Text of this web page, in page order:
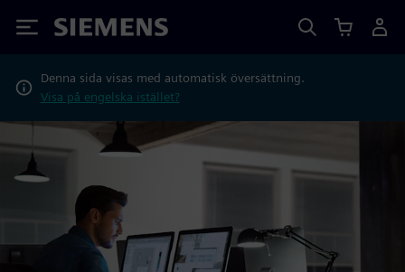
Siemens
Denna sida visas med automatisk översättning.
Visa på engelska istället?